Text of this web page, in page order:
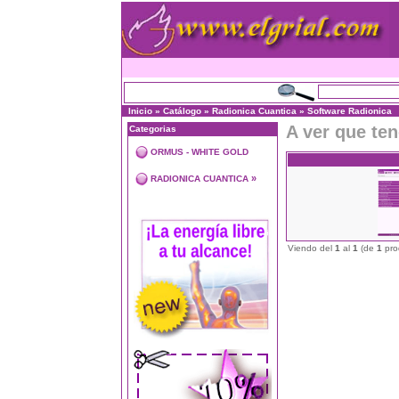
Inicio » Catálogo » Radionica Cuantica » Software Radionica
Categorias
ORMUS - WHITE GOLD
RADIONICA CUANTICA »
A ver que
Viendo del 1 al 1 (de 1